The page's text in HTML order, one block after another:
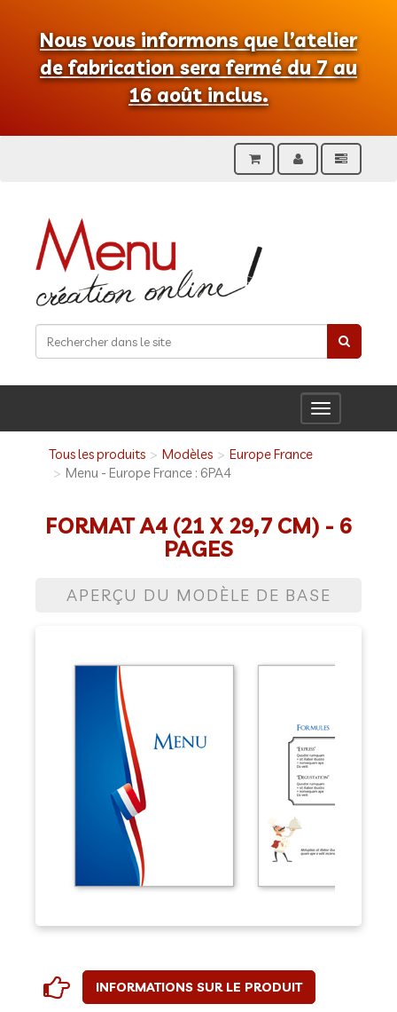
Nous vous informons que l’atelier
de fabrication sera fermé du 7 au
16 août inclus.
Toggle
navigation
Tous les produits
Modèles
Europe France
Menu - Europe France : 6PA4
FORMAT A4 (21 X 29,7 CM) - 6
PAGES
APERÇU DU MODÈLE DE BASE
INFORMATIONS SUR LE PRODUIT